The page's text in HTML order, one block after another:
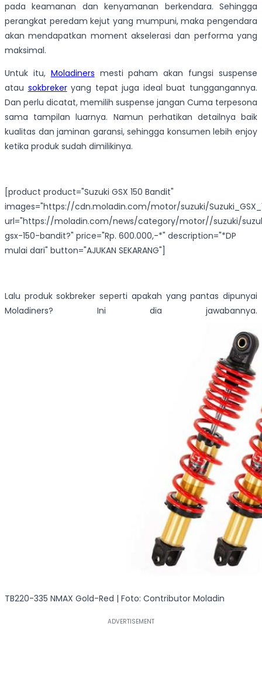
pada keamanan dan kenyamanan berkendara. Sehingga
perangkat peredam kejut yang mumpuni, maka pengendara
akan mendapatkan moment akselerasi dan performa yang
maksimal.
Untuk itu, Moladiners mesti paham akan fungsi suspense
atau sokbrekeryang tepat juga ideal buat tunggangannya.
Dan perlu dicatat, memilih suspense jangan Cuma terpesona
sama tampilan luarnya. Namun perhatikan detailnya baik
kualitas dan jaminan garansi, sehingga konsumen lebih enjoy
ketika produk sudah dimilikinya.
[product product="Suzuki GSX 150 Bandit"
images="https://cdn.moladin.com/motor/suzuki/
url="https://moladin.com/news/category/motor//suzuki/
gsx-150-bandit?" price="Rp. 600.000,-*" description="*DP
mulai dari" button="AJUKAN SEKARANG"]
Lalu produk sokbreker seperti apakah yang pantas dipunyai
Moladiners? Ini dia jawabannya.
TB220-335 NMAX Gold-Red | Foto: Contributor Moladin